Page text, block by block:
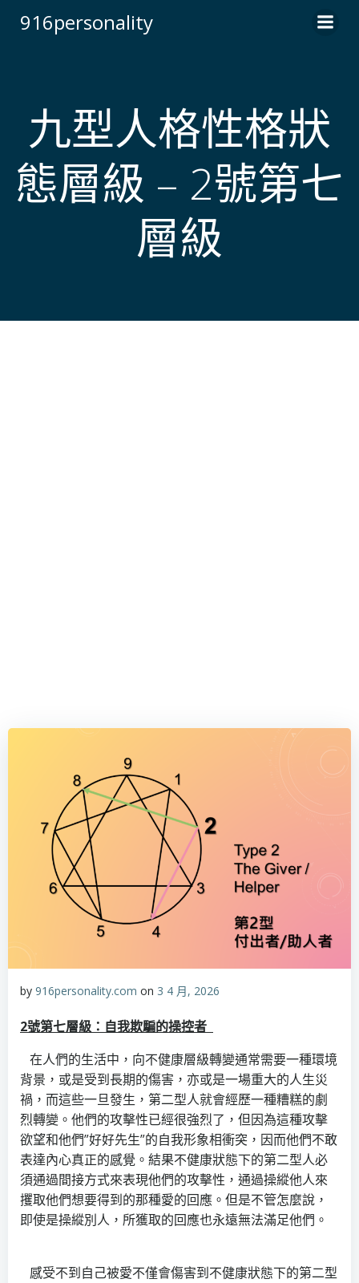
916personality
九型人格性格狀
態層級 – 2號第七
層級
by 916personality.com on 3 4 月, 2026
2號第七層級： 自我欺騙的操控者
在人們的生活中，向不健康層級轉變通常需要一種環境
背景，或是受到長期的傷害，亦或是一場重大的人生災
禍，而這些一旦發生，第二型人就會經歷一種糟糕的劇
烈轉變。他們的攻擊性已經很強烈了，但因為這種攻擊
欲望和他們”好好先生”的自我形象相衝突，因而他們不敢
表達內心真正的感覺。結果不健康狀態下的第二型人必
須通過間接方式來表現他們的攻擊性，通過操縱他人來
攫取他們想要得到的那種愛的回應。但是不管怎麼說，
即使是操縱別人，所獲取的回應也永遠無法滿足他們。
感受不到自己被愛不僅會傷害到不健康狀態下的第二型